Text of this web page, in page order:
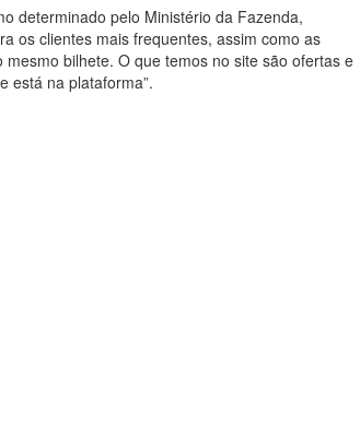
determinado pelo Ministério da Fazenda,
os clientes mais frequentes, assim como as
bilhete. O que temos no site são ofertas e
está na plataforma”.